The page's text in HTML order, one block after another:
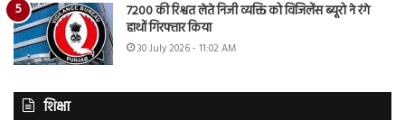
7200 की रिश्वत लेते निजी व्यक्ति को विजिलेंस ब्यूरो ने रंगे
हाथों गिरफ्तार किया
30 July 2026 - 11:02 AM
शिक्षा